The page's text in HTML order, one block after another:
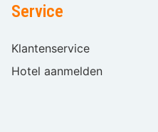
Service
Klantenservice
Hotel aanmelden